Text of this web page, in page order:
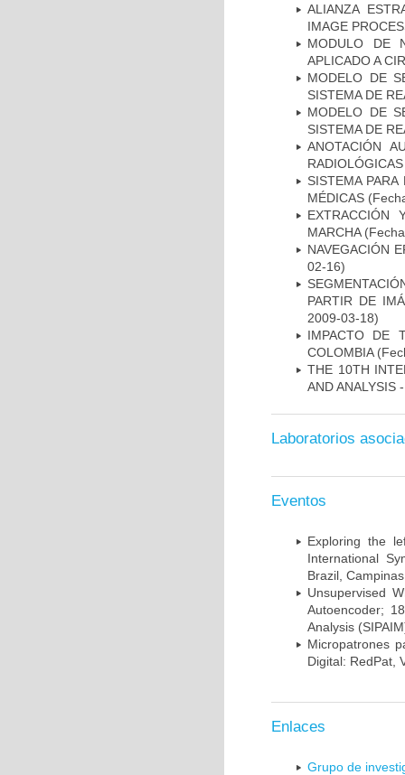
ALIANZA
IMAGE
MODULO DE
APLICADO A
MODELO DE
SISTEMA DE
MODELO DE
SISTEMA DE
ANOTACIÓN
SISTEMA
MÉDICAS
EXTRACCIÓN
MARCHA
NAVEGACIÓN
02-16)
PARTIR DE
2009-03-18)
IMPACTO DE
COLOMBIA
THE 10TH
AND ANALYSIS
Laboratorios
Eventos
Exploring the
International
Brazil,
Unsupervised
Autoencoder;
Analysis
Micropatrones
Digital: RedPat,
Enlaces
Grupo de